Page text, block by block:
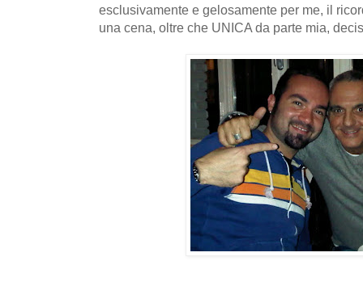
esclusivamente e gelosamente per me, il
una cena, oltre che UNICA da parte mia,